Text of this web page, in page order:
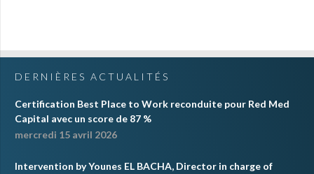
DERNIÈRES ACTUALITÉS
Certification Best Place to Work reconduite pour Red Med
Capital avec un score de 87 %
mercredi 15 avril 2026
Intervention by Younes EL BACHA, Director in charge of